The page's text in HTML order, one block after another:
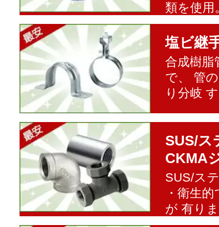
類を使用
塩ビ継
合成樹脂
で、 管
り分岐
SUS/ス
CKMA
SUS/ス
・衛生
が 有り